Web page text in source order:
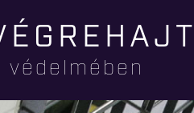
védelmében